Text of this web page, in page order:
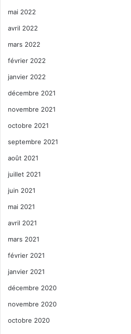
mai 2022
avril 2022
mars 2022
février 2022
janvier 2022
décembre 2021
novembre 2021
octobre 2021
septembre 2021
août 2021
juillet 2021
juin 2021
mai 2021
avril 2021
mars 2021
février 2021
janvier 2021
décembre 2020
novembre 2020
octobre 2020